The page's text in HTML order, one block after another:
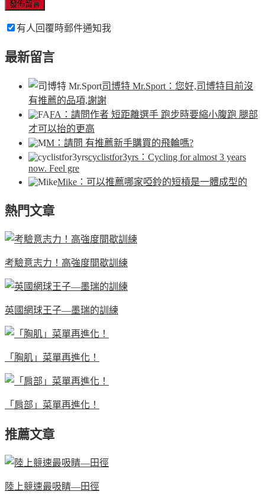
有人回覆時郵件通知我
最新留言
司博特 Mr.Sport ：您好,司博特目前沒
有推薦的品項,謝謝
FA ：請問作者 短距離選手 跑步時要縮小腹跑 腿部
才可以抬的更高
M ：請問 有推薦新手購買的飛輪嗎?
cyclistfor3yrs ：Cycling for almost 3 years
now. Feel gre
Mike ：可以推薦哪家啞鈴的短槓是一體成型的
熱門文章
考驗意志力！高強度間歇訓練
英國網球王子—墨瑞的訓練
「胸肌」菜單再進化！
「肩部」菜單再進化！
推薦文章
陸上競速最吸睛—田徑